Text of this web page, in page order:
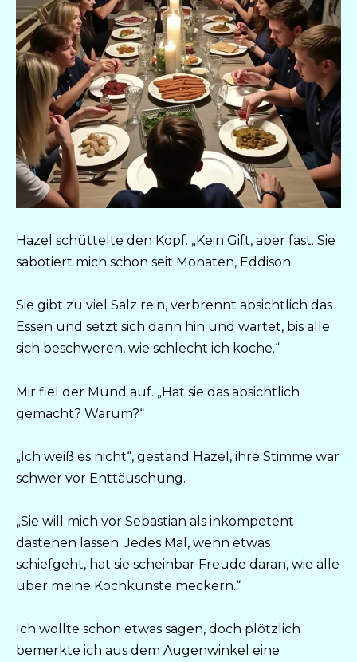
Hazel schüttelte den Kopf. „Kein Gift, aber fast. Sie
sabotiert mich schon seit Monaten, Eddison.
Sie gibt zu viel Salz rein, verbrennt absichtlich das
Essen und setzt sich dann hin und wartet, bis alle
sich beschweren, wie schlecht ich koche.“
Mir fiel der Mund auf. „Hat sie das absichtlich
gemacht? Warum?“
„Ich weiß es nicht“, gestand Hazel, ihre Stimme war
schwer vor Enttäuschung.
„Sie will mich vor Sebastian als inkompetent
dastehen lassen. Jedes Mal, wenn etwas
schiefgeht, hat sie scheinbar Freude daran, wie alle
über meine Kochkünste meckern.“
Ich wollte schon etwas sagen, doch plötzlich
bemerkte ich aus dem Augenwinkel eine